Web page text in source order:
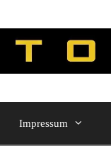
Impressum